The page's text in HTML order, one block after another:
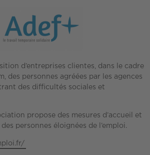
d’entreprises clientes, dans le cadre
des personnes agréées par les agences
des difficultés sociales et
propose des mesures d’accueil et
personnes éloignées de l’emploi.